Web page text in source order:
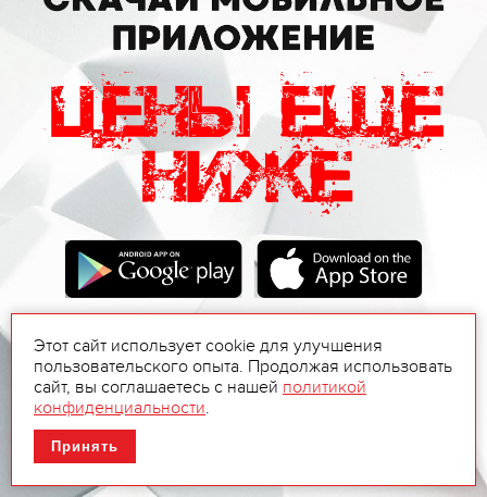
Этот сайт использует cookie для улучшения
пользовательского опыта. Продолжая использовать
сайт, вы соглашаетесь с нашей политикой
конфиденциальности.
Принять